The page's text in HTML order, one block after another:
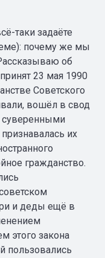
таки задаёте
почему же мы
об
23 мая 1990
Советского
вошёл в свод
суверенными
их
гражданство.
и деды ещё в
этого закона
пользовались